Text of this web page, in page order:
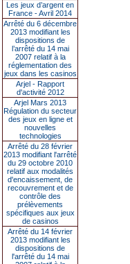
Les jeux d’argent en
France - Avril 2014
Arrêté du 6 décembre
2013 modifiant les
dispositions de
l’arrêté du 14 mai
2007 relatif à la
réglementation des
jeux dans les casinos
Arjel - Rapport
d'activité 2012
Arjel Mars 2013
Régulation du secteur
des jeux en ligne et
nouvelles
technologies
Arrêté du 28 février
2013 modifiant l'arrêté
du 29 octobre 2010
relatif aux modalités
d'encaissement, de
recouvrement et de
contrôle des
prélèvements
spécifiques aux jeux
de casinos
Arrêté du 14 février
2013 modifiant les
dispositions de
l'arrêté du 14 mai